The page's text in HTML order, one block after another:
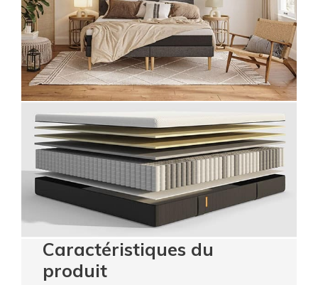
Caractéristiques du
produit